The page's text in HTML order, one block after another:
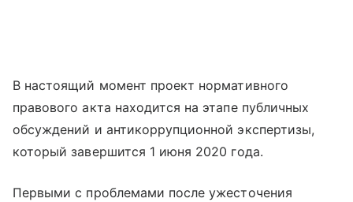
В настоящий момент проект нормативного
правового акта находится на этапе публичных
обсуждений и антикоррупционной экспертизы,
который завершится 1 июня 2020 года.
Первыми с проблемами после ужесточения